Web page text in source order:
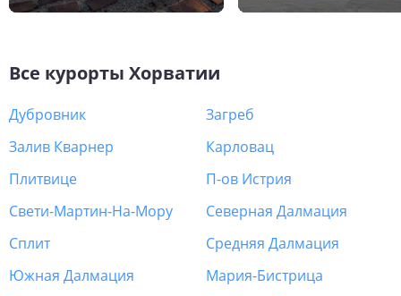
Все курорты Хорватии
Дубровник
Загреб
Залив Кварнер
Карловац
Плитвице
П-ов Истрия
Свети-Мартин-На-Мору
Северная Далмация
Сплит
Средняя Далмация
Южная Далмация
Мария-Бистрица